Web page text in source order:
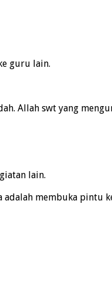
guru lain.
Allah swt yang
lain.
adalah membuka pintu